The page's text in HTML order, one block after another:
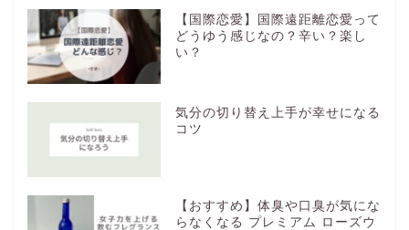
【国際恋愛】国際遠距離恋愛って
どうゆう感じなの？辛い？楽し
い？
気分の切り替え上手が幸せになる
コツ
【おすすめ】体臭や口臭が気にな
らなくなる プレミアム ローズウ